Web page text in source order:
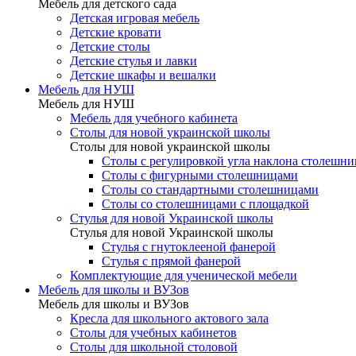
Мебель для детского сада
Детская игровая мебель
Детские кровати
Детские столы
Детские стулья и лавки
Детские шкафы и вешалки
Мебель для НУШ
Мебель для НУШ
Мебель для учебного кабинета
Столы для новой украинской школы
Столы для новой украинской школы
Столы с регулировкой угла наклона
Столы с фигурными столешницами
Столы со стандартными столешницами
Столы со столешницами с площадкой
Стулья для новой Украинской школы
Стулья для новой Украинской школы
Стулья с гнутоклееной фанерой
Стулья с прямой фанерой
Комплектующие для ученической мебели
Мебель для школы и ВУЗов
Мебель для школы и ВУЗов
Кресла для школьного актового зала
Столы для учебных кабинетов
Столы для школьной столовой